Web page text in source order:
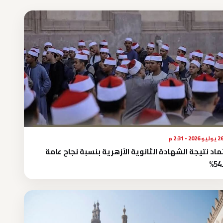
2026 - 2:31 م
نتيجة الشهادة الثانوية الأزهرية بنسبة نجاح عامة